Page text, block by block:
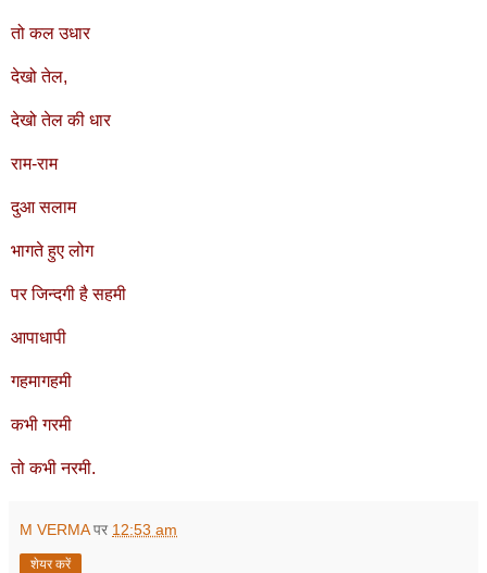
तो कल उधार
देखो तेल,
देखो तेल की धार
राम-राम
दुआ सलाम
भागते हुए लोग
पर जिन्दगी है सहमी
आपाधापी
गहमागहमी
कभी गरमी
तो कभी नरमी.
M VERMA पर 12:53 am
शेयर करें